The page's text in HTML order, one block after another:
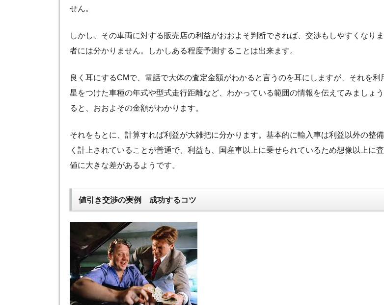
せん。
しかし、その車両に対する販売店の利益がおおよそ判断できれば、交渉もしやすくなり
者には分かりません。しかしある程度予測することは出来ます。
良く耳にするCMで、電話で大体の査定金額がわかると言うのを耳にしますが、それを利
星をつけた車種の年式や型式走行距離など、わかっている範囲の情報を伝えてみましょ
ると、おおよその金額がわかります。
それをもとに、計算すれば利益が大雑把に分かります。基本的に輸入車は利益以外の整
く計上されていることが普通で、利益も、国産車以上に乗せられているため想像以上に
値に大きな差があるようです。
値引き交渉の実例 成功するコツ